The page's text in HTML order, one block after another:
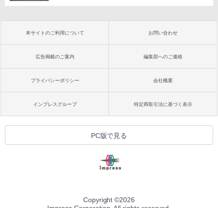
本サイトのご利用について お問い合わせ
広告掲載のご案内 編集部へのご連絡
プライバシーポリシー 会社概要
インプレスグループ 特定商取引法に基づく表示
PC版で見る
Copyright ©2026